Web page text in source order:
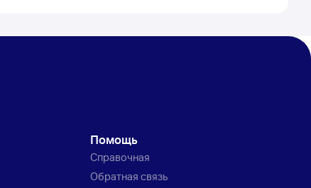
Помощь
Справочная
Обратная связь